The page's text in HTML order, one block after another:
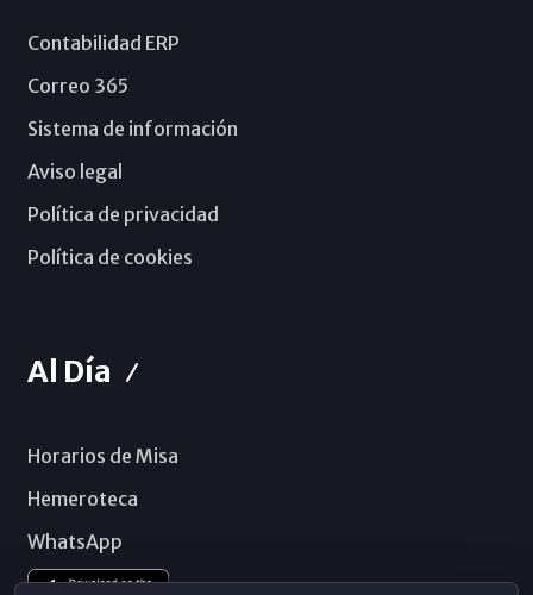
Contabilidad ERP
Correo 365
Sistema de información
Aviso legal
Política de privacidad
Política de cookies
Al Día
Horarios de Misa
Hemeroteca
WhatsApp